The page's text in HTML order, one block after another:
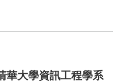
華大學資訊工程學系